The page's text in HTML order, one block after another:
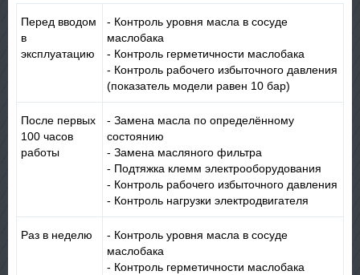
Перед вводом
в
эксплуатацию
- Контроль уровня масла в сосуде
маслобака
- Контроль герметичности маслобака
- Контроль рабочего избыточного давления
(показатель модели равен 10 бар)
После первых
100 часов
работы
- Замена масла по определённому
состоянию
- Замена масляного фильтра
- Подтяжка клемм электрооборудования
- Контроль рабочего избыточного давления
- Контроль нагрузки электродвигателя
Раз в неделю
- Контроль уровня масла в сосуде
маслобака
- Контроль герметичности маслобака